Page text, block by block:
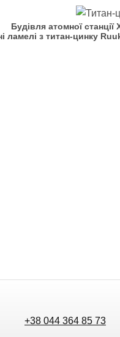
Будівля атомної станції
ламелі з титан-цинку
+38 044 364 85 73